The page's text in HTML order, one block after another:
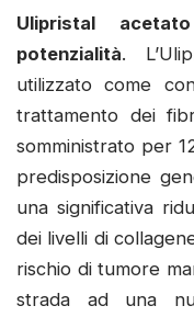
Ulipristal
potenzialità.
utilizzato come
trattamento dei
somministrato per
predisposizione
una significativa
dei livelli di
rischio di tumore
strada ad una